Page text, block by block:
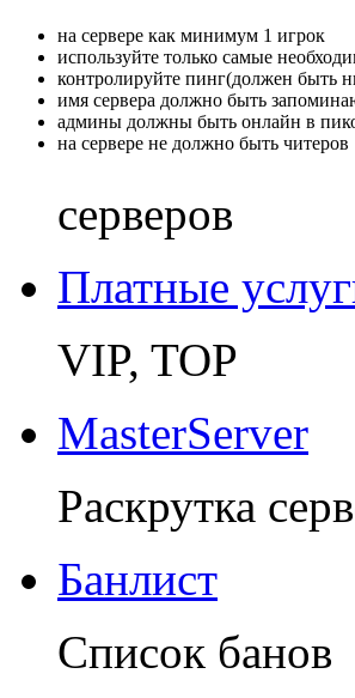
на сервере как минимум 1 игрок
используйте только самые
контролируйте пинг(должен быть
имя сервера должно быть
админы должны быть онлайн в
на сервере не должно быть читеров
серверов
Платные
VIP, TOP
MasterServer
Раскрутка
Банлист
Список банов